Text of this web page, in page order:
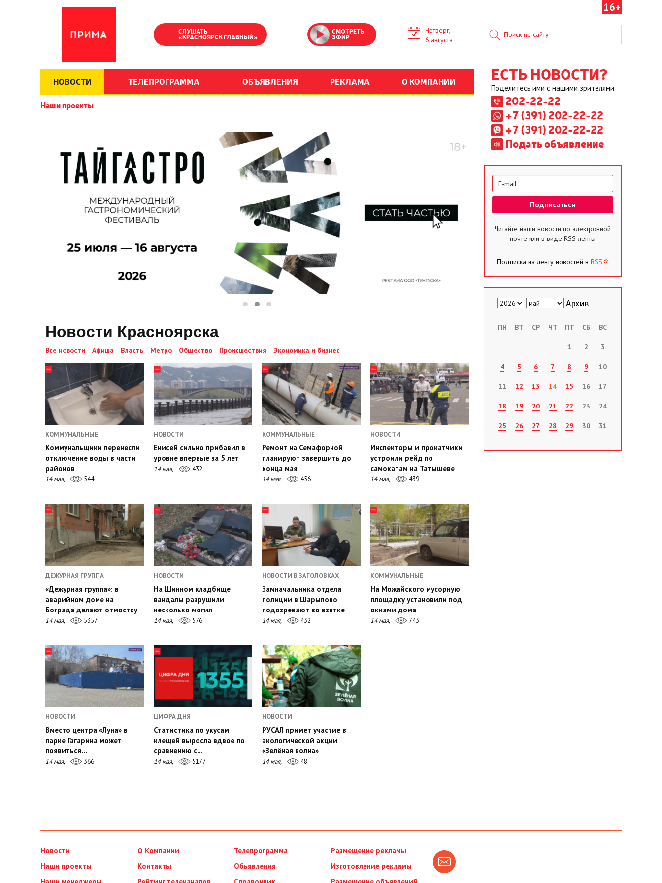
16+
СЛУШАТЬ
«КРАСНОЯРСК ГЛАВНЫЙ»
СМОТРЕТЬ
ЭФИР
Четверг,
6 августа
НОВОСТИ ТЕЛЕПРОГРАММА ОБЪЯВЛЕНИЯ РЕКЛАМА О КОМПАНИИ
Наши проекты
ЕСТЬ НОВОСТИ?
Поделитесь ими с нашими зрителями
202-22-22
+7 (391) 202-22-22
+7 (391) 202-22-22
Подать объявление
Новости Красноярска
Все новости Афиша Власть Метро Общество Происшествия Экономика и бизнес
КОММУНАЛЬНЫЕ
Коммунальщики перенесли
отключение воды в части
районов
14 мая, 544
НОВОСТИ
Енисей сильно прибавил в
уровне впервые за 5 лет
14 мая, 432
КОММУНАЛЬНЫЕ
Ремонт на Семафорной
планируют завершить до
конца мая
14 мая, 456
НОВОСТИ
Инспекторы и прокатчики
устроили рейд по
самокатам на Татышеве
14 мая, 439
ДЕЖУРНАЯ ГРУППА
«Дежурная группа»: в
аварийном доме на
Бограда делают отмостку
14 мая, 5357
НОВОСТИ
На Шинном кладбище
вандалы разрушили
несколько могил
14 мая, 576
НОВОСТИ В ЗАГОЛОВКАХ
Замначальника отдела
полиции в Шарыпово
подозревают во взятке
14 мая, 432
КОММУНАЛЬНЫЕ
На Можайского мусорную
площадку установили под
окнами дома
14 мая, 743
НОВОСТИ
Вместо центра «Луна» в
парке Гагарина может
появиться…
14 мая, 366
ЦИФРА ДНЯ
Статистика по укусам
клещей выросла вдвое по
сравнению с…
14 мая, 5177
НОВОСТИ
РУСАЛ примет участие в
экологической акции
«Зелёная волна»
14 мая, 48
Читайте наши новости по электронной
почте или в виде RSS ленты
Подписка на ленту новостей в RSS
ПН ВТ СР ЧТ ПТ СБ ВС
1 2 3
4 5 6 7 8 9 10
11 12 13 14 15 16 17
18 19 20 21 22 23 24
25 26 27 28 29 30 31
Новости
Наши проекты
О Компании
Контакты
Телепрограмма
Обьявления
Размещение рекламы
Изготовление рекламы